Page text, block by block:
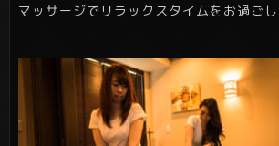
マッサージでリラックスタイムをお過ご